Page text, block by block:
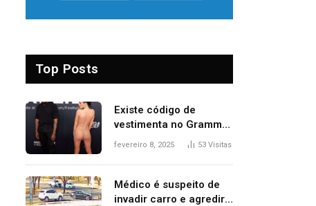
Top Posts
Existe código de
vestimenta no Grammy?
Questionamento surgiu
aparecer nua na
premiação
fevereiro 8, 2025 53 Visitas
Médico é suspeito de
invadir carro e agredir